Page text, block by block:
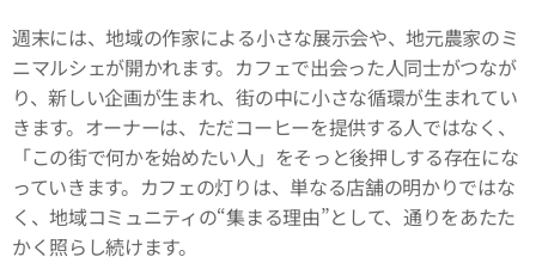
週末には、地域の作家による小さな展示会や、地元農家のミ
ニマルシェが開かれます。カフェで出会った人同士がつなが
り、新しい企画が生まれ、街の中に小さな循環が生まれてい
きます。オーナーは、ただコーヒーを提供する人ではなく、
「この街で何かを始めたい人」をそっと後押しする存在にな
っていきます。カフェの灯りは、単なる店舗の明かりではな
く、地域コミュニティの“集まる理由”として、通りをあたた
かく照らし続けます。